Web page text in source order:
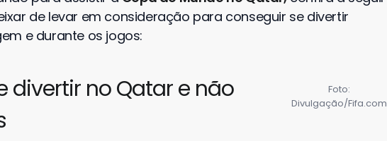
de levar em consideração para conseguir se divertir
e durante os jogos:
Foto:
Divulgação/Fifa.com
divertir no Qatar e não